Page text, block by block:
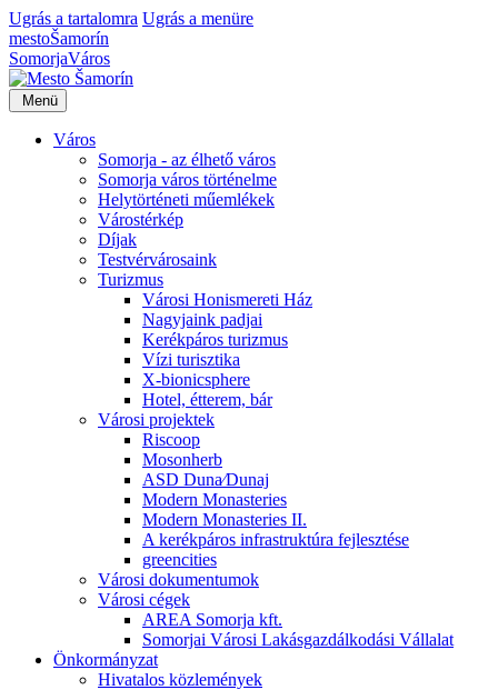
Ugrás a tartalomra Ugrás a menüre
mestoŠamorín
SomorjaVáros
Menü
Város
Somorja - az élhető város
Somorja város történelme
Helytörténeti műemlékek
Várostérkép
Díjak
Testvérvárosaink
Turizmus
Városi Honismereti Ház
Nagyjaink padjai
Kerékpáros turizmus
Vízi turisztika
X-bionicsphere
Hotel, étterem, bár
Városi projektek
Riscoop
Mosonherb
ASD Duna⁄Dunaj
Modern Monasteries
Modern Monasteries II.
A kerékpáros infrastruktúra fejlesztése
greencities
Városi dokumentumok
Városi cégek
AREA Somorja kft.
Somorjai Városi Lakásgazdálkodási Vállalat
Önkormányzat
Hivatalos közlemények